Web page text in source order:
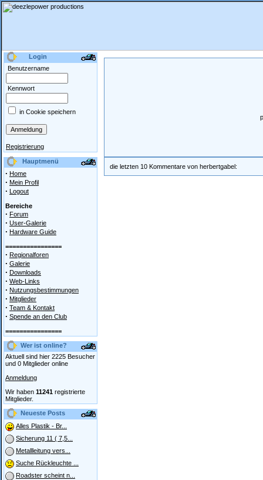
Login
Benutzername
Kennwort
in Cookie speichern
Registrierung
Hauptmenü
· Home
· Mein Profil
· Logout
Bereiche
· Forum
· User-Galerie
· Hardware Guide
================
· Regionalforen
· Galerie
· Downloads
· Web-Links
· Nutzungsbestimmungen
· Mitglieder
· Team & Kontakt
· Spende an den Club
================
Wer ist online?
Aktuell sind hier 2225 Besucher
und 0 Mitglieder online
Anmeldung
Wir haben 11241 registrierte
Mitglieder.
Neueste Posts
Alles Plastik - Br...
Sicherung 11 ( 7,5...
Metallleitung vers...
Suche Rückleuchte ...
Roadster scheint n...
die letzten 10 Kommentare von herbertgabel: